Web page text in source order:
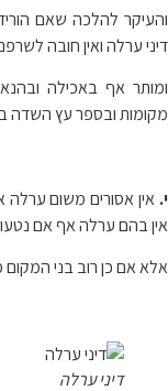
והעיקר להלכה שאם
דיני ערלה ואין חובה
ומותר אף באכילה
מקומות ובספר עץ השדה
י. אין אסורים משום ערלה
אין בהם ערלה אף אם
אלא אם כן רוב בני
דיני ערלה